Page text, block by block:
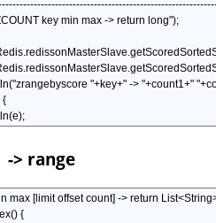
-> range